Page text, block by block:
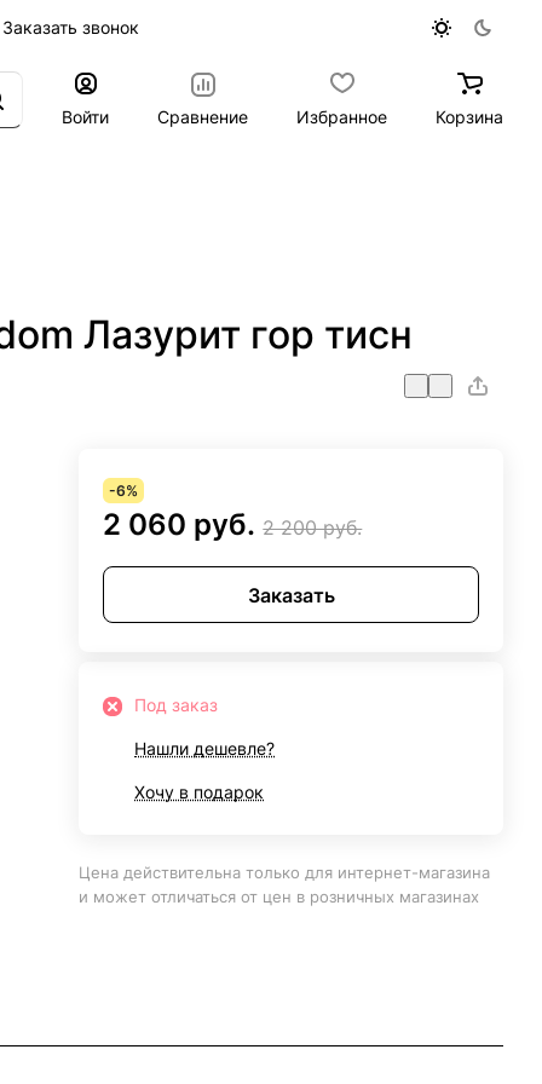
Заказать звонок
Войти Сравнение Избранное Корзина
Лазурит гор тисн
-6%
2 060 руб. 2 200 руб.
Заказать
Под заказ
Нашли дешевле?
Хочу в подарок
Цена действительна только для интернет-магазина
и может отличаться от цен в розничных магазинах